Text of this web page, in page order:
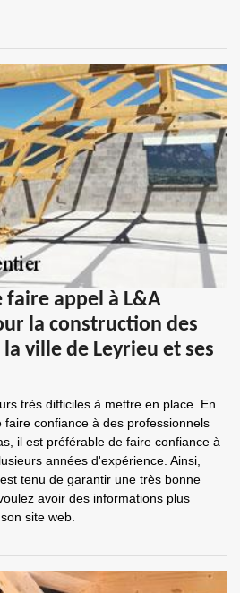
faire appel à L&A
la construction des
ville de Leyrieu et ses
très difficiles à mettre en place. En
confiance à des professionnels
il est préférable de faire confiance à
années d'expérience. Ainsi,
tenu de garantir une très bonne
avoir des informations plus
site web.